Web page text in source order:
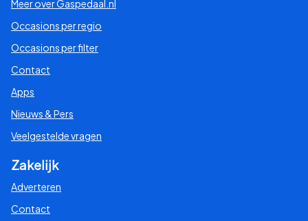
Meer over Gaspedaal.nl
Occasions per regio
Occasions per filter
Contact
Apps
Nieuws & Pers
Veelgestelde vragen
Zakelijk
Adverteren
Contact